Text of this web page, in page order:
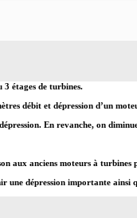
étages de turbines.
débit et dépression d’un
En revanche, on
aux anciens moteurs à turbines
dépression importante